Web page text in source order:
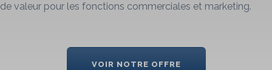
de valeur pour les fonctions commerciales et marketing.
VOIR NOTRE OFFRE